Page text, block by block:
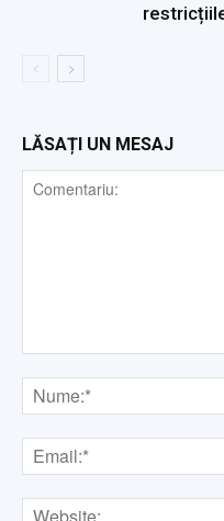
LĂSAȚI UN MESAJ